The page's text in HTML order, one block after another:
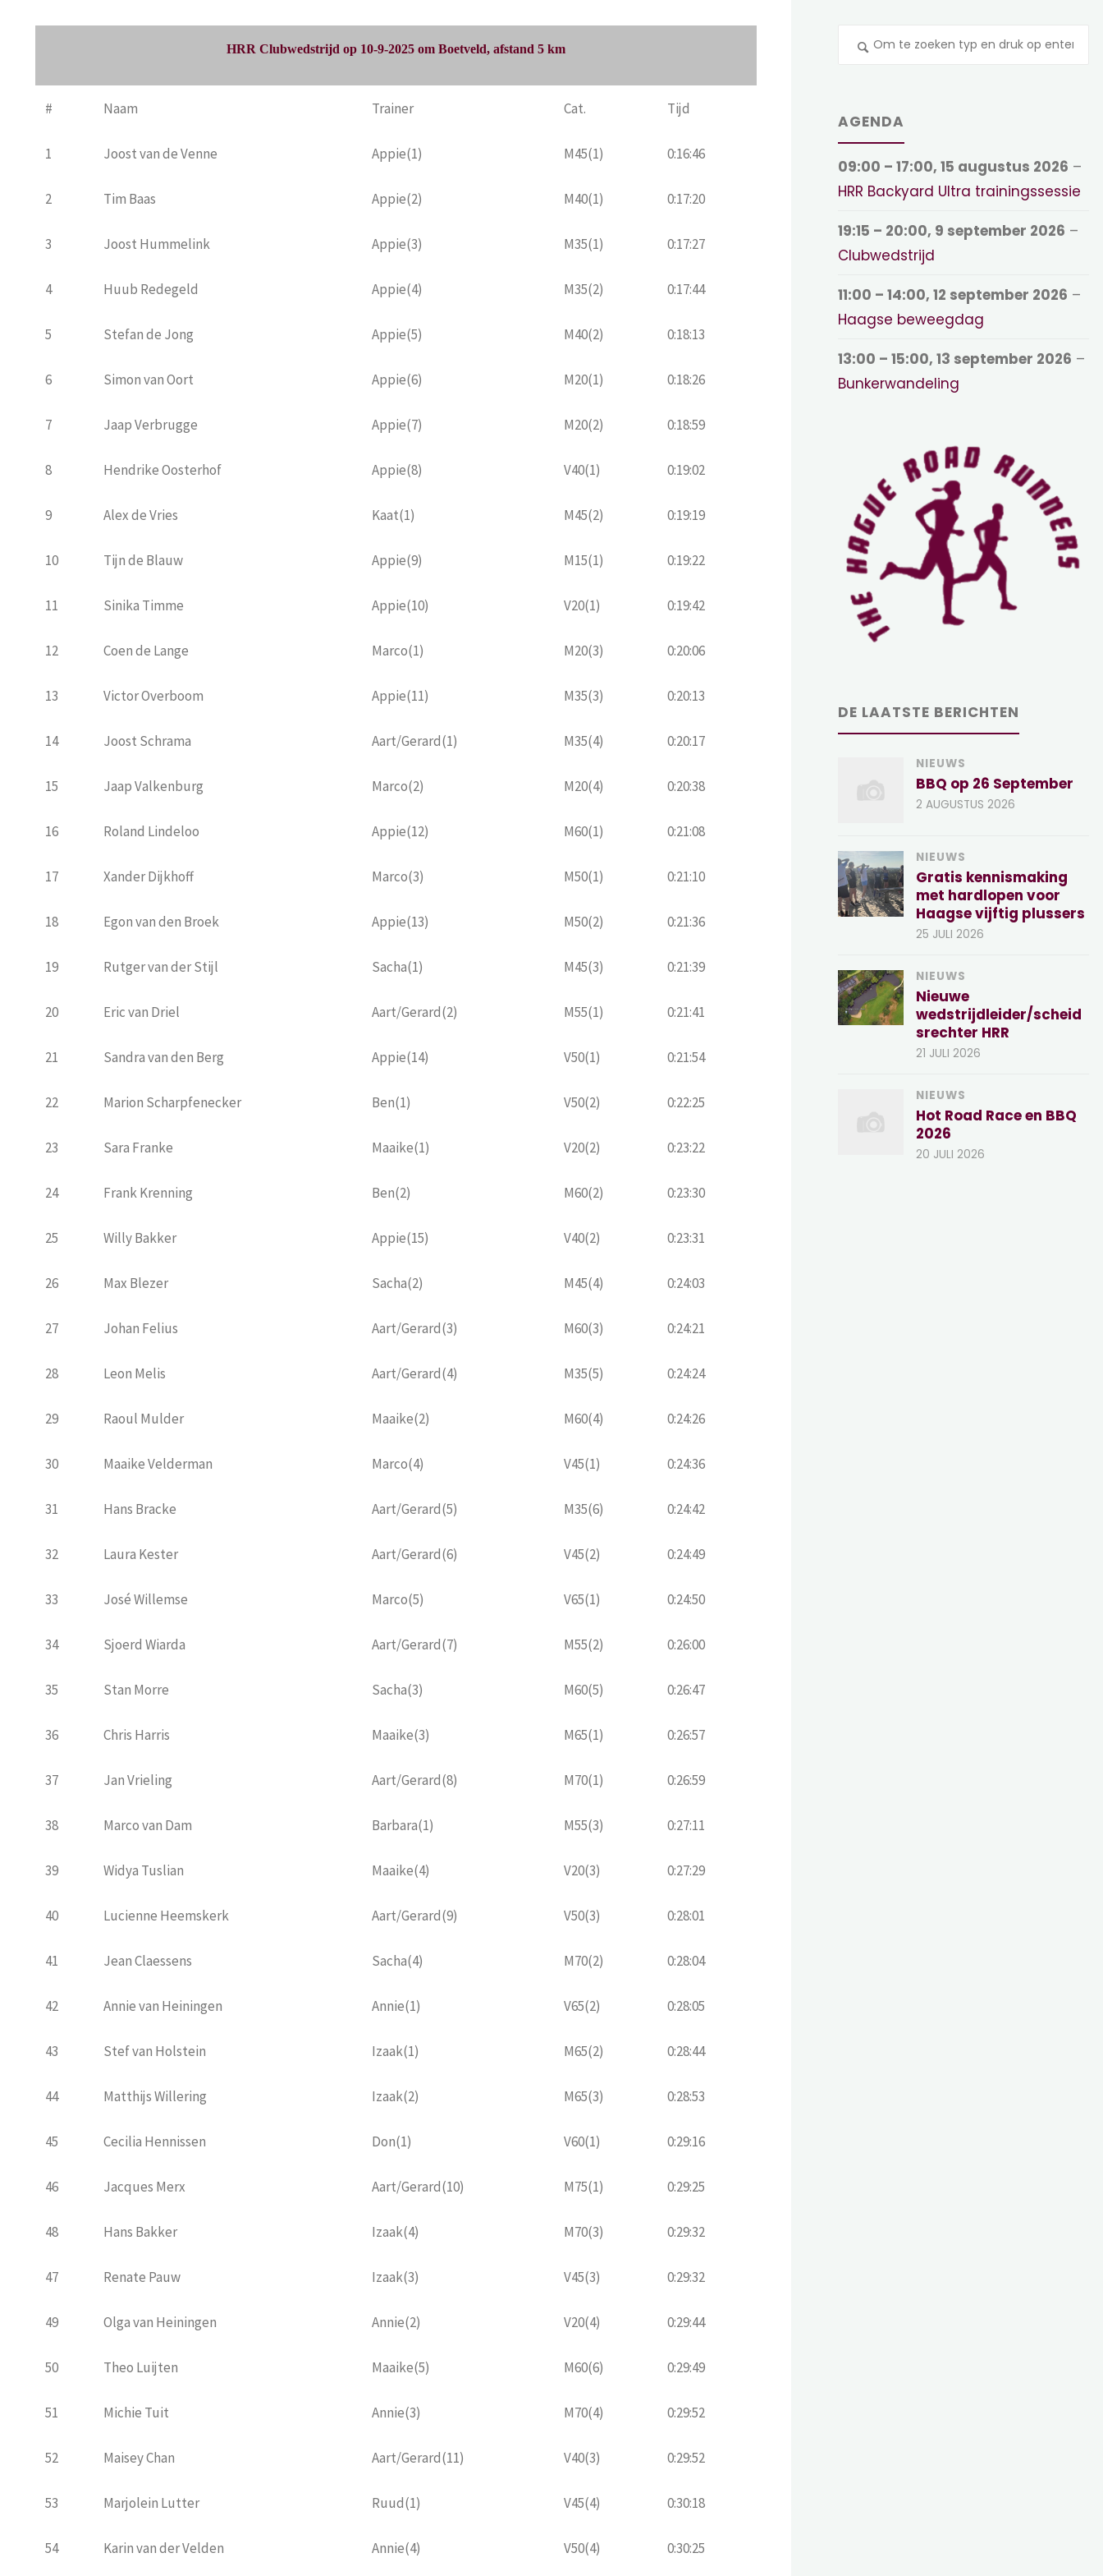
HRR Clubwedstrijd op 10-9-2025 om Boetveld, afstand 5 km
# Naam Trainer Cat. Tijd
1 Joost van de Venne Appie(1) M45(1) 0:16:46
2 Tim Baas Appie(2) M40(1) 0:17:20
3 Joost Hummelink Appie(3) M35(1) 0:17:27
4 Huub Redegeld Appie(4) M35(2) 0:17:44
5 Stefan de Jong Appie(5) M40(2) 0:18:13
6 Simon van Oort Appie(6) M20(1) 0:18:26
7 Jaap Verbrugge Appie(7) M20(2) 0:18:59
8 Hendrike Oosterhof Appie(8) V40(1) 0:19:02
9 Alex de Vries Kaat(1) M45(2) 0:19:19
10 Tijn de Blauw Appie(9) M15(1) 0:19:22
11 Sinika Timme Appie(10) V20(1) 0:19:42
12 Coen de Lange Marco(1) M20(3) 0:20:06
13 Victor Overboom Appie(11) M35(3) 0:20:13
14 Joost Schrama Aart/Gerard(1) M35(4) 0:20:17
15 Jaap Valkenburg Marco(2) M20(4) 0:20:38
16 Roland Lindeloo Appie(12) M60(1) 0:21:08
17 Xander Dijkhoff Marco(3) M50(1) 0:21:10
18 Egon van den Broek Appie(13) M50(2) 0:21:36
19 Rutger van der Stijl Sacha(1) M45(3) 0:21:39
20 Eric van Driel Aart/Gerard(2) M55(1) 0:21:41
21 Sandra van den Berg Appie(14) V50(1) 0:21:54
22 Marion Scharpfenecker Ben(1) V50(2) 0:22:25
23 Sara Franke Maaike(1) V20(2) 0:23:22
24 Frank Krenning Ben(2) M60(2) 0:23:30
25 Willy Bakker Appie(15) V40(2) 0:23:31
26 Max Blezer Sacha(2) M45(4) 0:24:03
27 Johan Felius Aart/Gerard(3) M60(3) 0:24:21
28 Leon Melis Aart/Gerard(4) M35(5) 0:24:24
29 Raoul Mulder Maaike(2) M60(4) 0:24:26
30 Maaike Velderman Marco(4) V45(1) 0:24:36
31 Hans Bracke Aart/Gerard(5) M35(6) 0:24:42
32 Laura Kester Aart/Gerard(6) V45(2) 0:24:49
33 José Willemse Marco(5) V65(1) 0:24:50
34 Sjoerd Wiarda Aart/Gerard(7) M55(2) 0:26:00
35 Stan Morre Sacha(3) M60(5) 0:26:47
36 Chris Harris Maaike(3) M65(1) 0:26:57
37 Jan Vrieling Aart/Gerard(8) M70(1) 0:26:59
38 Marco van Dam Barbara(1) M55(3) 0:27:11
39 Widya Tuslian Maaike(4) V20(3) 0:27:29
40 Lucienne Heemskerk Aart/Gerard(9) V50(3) 0:28:01
41 Jean Claessens Sacha(4) M70(2) 0:28:04
42 Annie van Heiningen Annie(1) V65(2) 0:28:05
43 Stef van Holstein Izaak(1) M65(2) 0:28:44
44 Matthijs Willering Izaak(2) M65(3) 0:28:53
45 Cecilia Hennissen Don(1) V60(1) 0:29:16
46 Jacques Merx Aart/Gerard(10) M75(1) 0:29:25
48 Hans Bakker Izaak(4) M70(3) 0:29:32
47 Renate Pauw Izaak(3) V45(3) 0:29:32
49 Olga van Heiningen Annie(2) V20(4) 0:29:44
50 Theo Luijten Maaike(5) M60(6) 0:29:49
51 Michie Tuit Annie(3) M70(4) 0:29:52
52 Maisey Chan Aart/Gerard(11) V40(3) 0:29:52
53 Marjolein Lutter Ruud(1) V45(4) 0:30:18
54 Karin van der Velden Annie(4) V50(4) 0:30:25
AGENDA
09:00 – 17:00,15 augustus 2026 –
HRR Backyard Ultra trainingssessie
19:15 – 20:00, 9 september 2026 –
Clubwedstrijd
11:00 – 14:00,12 september 2026 –
Haagse beweegdag
13:00 – 15:00,13 september 2026 –
Bunkerwandeling
DE LAATSTE BERICHTEN
NIEUWS
BBQ op 26 September
2 AUGUSTUS 2026
NIEUWS
Gratis kennismaking
met hardlopen voor
Haagse vijftig plussers
25 JULI 2026
NIEUWS
Nieuwe
wedstrijdleider/scheid
srechter HRR
21 JULI 2026
NIEUWS
Hot Road Race en BBQ
2026
20 JULI 2026